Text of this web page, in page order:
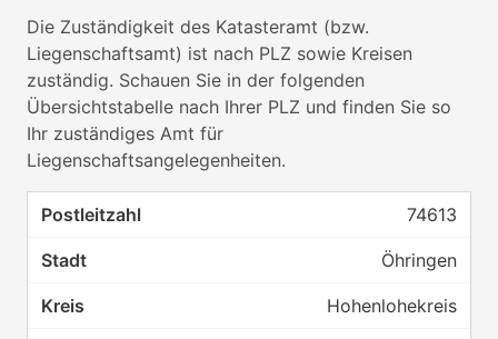
Die Zuständigkeit des Katasteramt (bzw.
Liegenschaftsamt) ist nach PLZ sowie Kreisen
zuständig. Schauen Sie in der folgenden
Übersichtstabelle nach Ihrer PLZ und finden Sie so
Ihr zuständiges Amt für
Liegenschaftsangelegenheiten.
74613
Öhringen
Hohenlohekreis